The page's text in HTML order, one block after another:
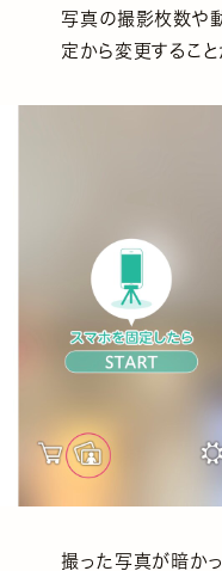
写真の撮影枚数や
定から変更すること
撮った写真が暗か